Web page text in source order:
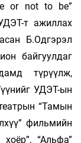
or not to be”
т ажиллах
Б.Одгэрэл
байгуулдаг
түрүүлж,
УДЭТ-ын
“Тамын
фильмийн
“Альфа”